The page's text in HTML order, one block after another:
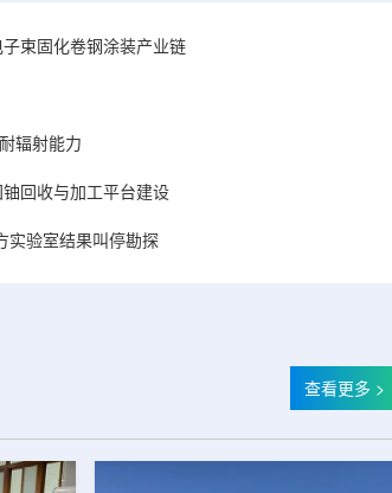
置、放射源或非密封放射性物质予以公告。随公
告发布的汇总表共列出66项备案记录，涉及山
束固化卷钢涂装产业链
辐射能力
回收与加工平台建设
实验室结果叫停勘探
查看更多 >